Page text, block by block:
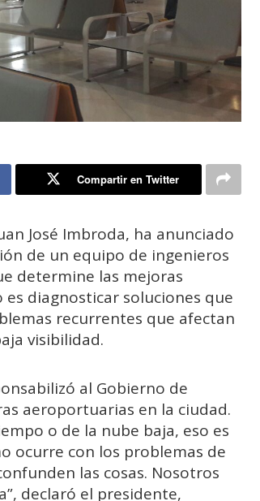
Compartir en Twitter
José Imbroda, ha anunciado
de un equipo de ingenieros
determine las mejoras
diagnosticar soluciones que
recurrentes que afectan
visibilidad.
al Gobierno de
aeroportuarias en la ciudad.
o de la nube baja, eso es
ocurre con los problemas de
las cosas. Nosotros
declaró el presidente,